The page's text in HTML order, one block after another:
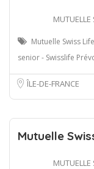
MUTUELLE
Mutuelle Swiss
senior - Swisslife
ÎLE-DE-FRANCE
Mutuelle
MUTUELLE